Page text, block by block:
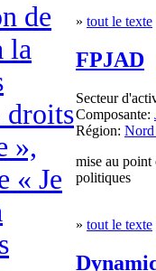
de
la
droits
»,
« Je
» tout le texte
FPJAD
Secteur
Composante:
Région:
mise au point
politiques
» tout le texte